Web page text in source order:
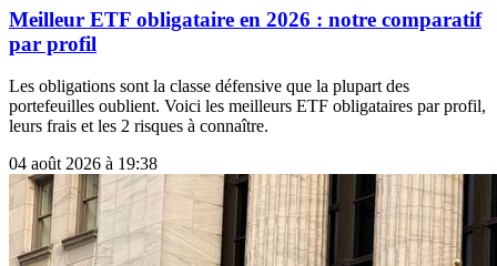
Meilleur ETF obligataire en 2026 : notre comparatif
par profil
Les obligations sont la classe défensive que la plupart des
portefeuilles oublient. Voici les meilleurs ETF obligataires par profil,
leurs frais et les 2 risques à connaître.
04 août 2026 à 19:38